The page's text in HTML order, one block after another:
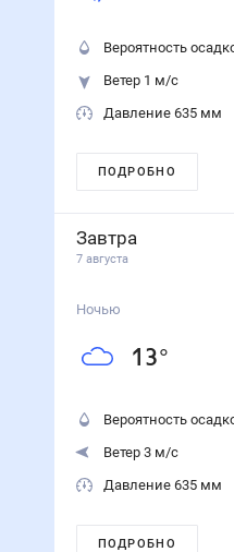
Вероятность
Ветер 1 м/с
Давление 635 мм
ПОДРОБНО
Завтра
7 августа
Ночью
13°
Вероятность
Ветер 3 м/с
Давление 635 мм
ПОДРОБНО